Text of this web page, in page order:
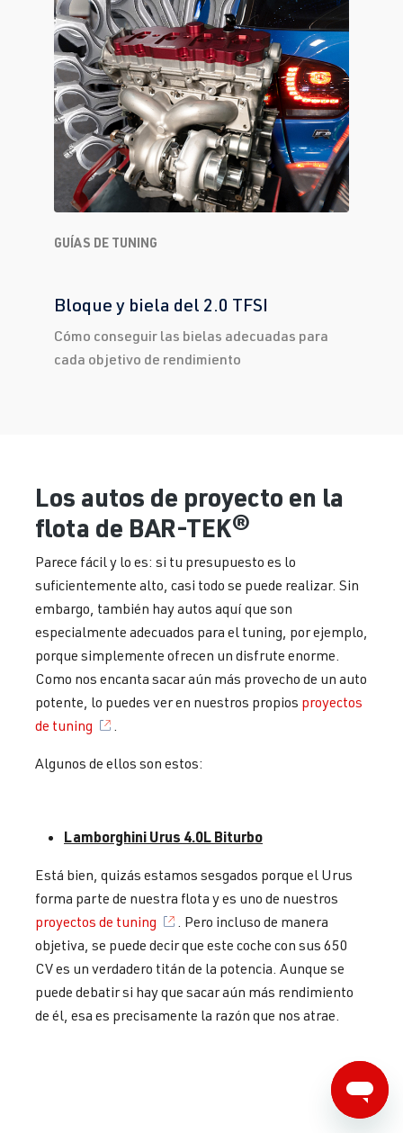
GUÍAS DE TUNING
Bloque y biela del 2.0 TFSI
Cómo conseguir las bielas adecuadas para
cada objetivo de rendimiento
Los autos de proyecto en la
flota de BAR-TEK®
Parece fácil y lo es: si tu presupuesto es lo
suficientemente alto, casi todo se puede realizar. Sin
embargo, también hay autos aquí que son
especialmente adecuados para el tuning, por ejemplo,
porque simplemente ofrecen un disfrute enorme.
Como nos encanta sacar aún más provecho de un auto
potente, lo puedes ver en nuestros propios proyectos
de tuning
Algunos de ellos son estos:
Lamborghini Urus 4.0L Biturbo
Está bien, quizás estamos sesgados porque el Urus
forma parte de nuestra flota y es uno de nuestros
proyectos de tuning
. Pero incluso de manera
objetiva, se puede decir que este coche con sus 650
CV es un verdadero titán de la potencia. Aunque se
puede debatir si hay que sacar aún más rendimiento
de él, esa es precisamente la razón que nos atrae.